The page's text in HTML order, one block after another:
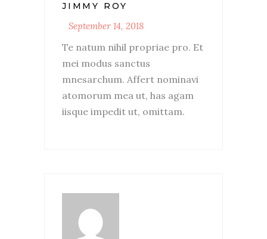
JIMMY ROY
September 14, 2018
Te natum nihil propriae pro. Et
mei modus sanctus
mnesarchum. Affert nominavi
atomorum mea ut, has agam
iisque impedit ut, omittam.